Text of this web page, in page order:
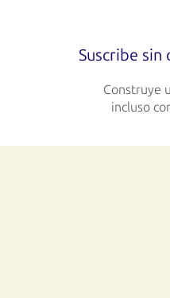
Proyectos
Suscribe sin
Construye
incluso